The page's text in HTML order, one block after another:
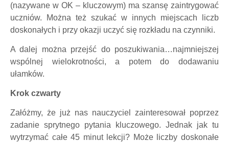
(nazywane w OK – kluczowym) ma szansę zaintrygować
uczniów. Można też szukać w innych miejscach liczb
doskonałych i przy okazji uczyć się rozkładu na czynniki.
A dalej można przejść do poszukiwania…najmniejszej
wspólnej wielokrotności, a potem do dodawaniu
ułamków.
Krok czwarty
Załóżmy, że już nas nauczyciel zainteresował poprzez
zadanie sprytnego pytania kluczowego. Jednak jak tu
wytrzymać całe 45 minut lekcji? Może liczby doskonałe